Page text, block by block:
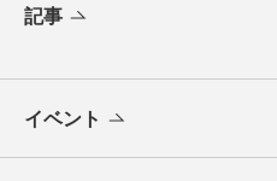
記事
イベント